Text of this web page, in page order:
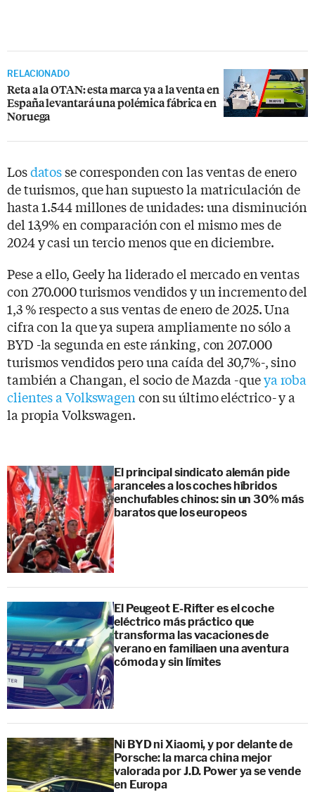
RELACIONADO
Reta a la OTAN: esta marca ya a la venta en
España levantará una polémica fábrica en
Noruega
Losdatosse corresponden con las ventas de enero
de turismos, que han supuesto la matriculación de
hasta 1.544 millones de unidades: una disminución
del 13,9% en comparación con el mismo mes de
2024 y casi un tercio menos que en diciembre.
Pese a ello, Geely ha liderado el mercado en ventas
con 270.000 turismos vendidos y un incremento del
1,3 % respecto a sus ventas de enero de 2025. Una
cifra con la que ya supera ampliamente no sólo a
BYD -la segunda en este ránking, con 207.000
turismos vendidos pero una caída del 30,7%-, sino
también a Changan, el socio de Mazda -queya roba
clientes a Volkswagencon su último eléctrico- y a
la propia Volkswagen.
El principal sindicato alemán pide
aranceles a los coches híbridos
enchufables chinos: sin un 30% más
baratos que los europeos
El Peugeot E-Rifter es el coche
eléctrico más práctico que
transforma las vacaciones de
verano en familiaen una aventura
cómoda y sin límites
Ni BYD ni Xiaomi, y por delante de
Porsche: la marca china mejor
valorada por J.D. Power ya se vende
en Europa